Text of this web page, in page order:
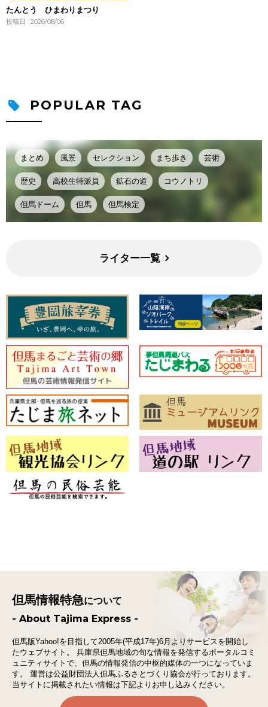
たんとう ひまわりまつり
投稿日 : 2026/08/06
POPULAR TAG
まとめ 風景 セレクション まち歩き 芸術
歴史 高校生特派員 鉱石の道 コウノトリ
但馬ドーム 但馬 但馬検定
ライター一覧
但馬情報特急について
- About Tajima Express -
但馬版Yahoo!を目指して2005年(平成17年)6月よりサービスを開始し
たウェブサイト。
兵庫県但馬地域の旬な情報を発信するポータルコミ
ュニティサイトで、 但馬の情報発信の中枢的媒体の一つになっていま
す。
運営は公益財団法人但馬ふるさとづくり協会が行っております。
当サイトに掲載されたい情報は下記よりお申し込みください。